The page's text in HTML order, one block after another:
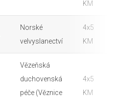
KM
Norské
velvyslanectví
4x5
KM
Vězeňská
duchovenská
péče (Věznice
4x5
KM